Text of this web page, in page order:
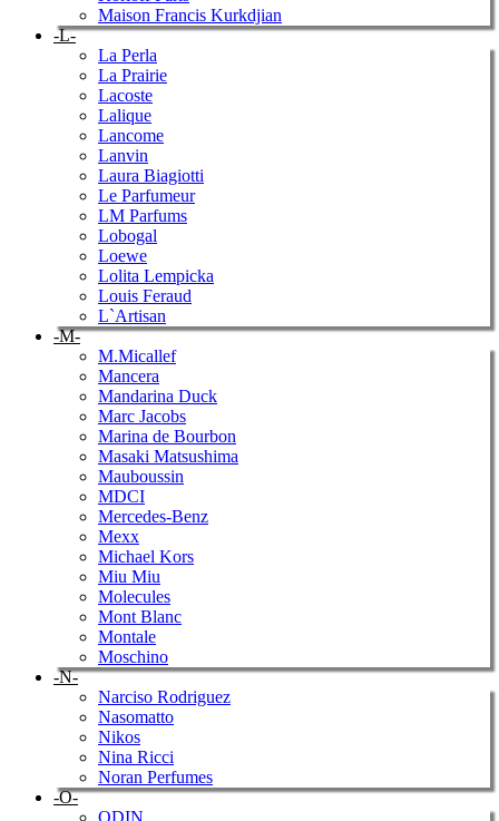
Maison Francis Kurkdjian
-L-
La Perla
La Prairie
Lacoste
Lalique
Lancome
Lanvin
Laura Biagiotti
Le Parfumeur
LM Parfums
Lobogal
Loewe
Lolita Lempicka
Louis Feraud
L`Artisan
-M-
M.Micallef
Mancera
Mandarina Duck
Marc Jacobs
Marina de Bourbon
Masaki Matsushima
Mauboussin
MDCI
Mercedes-Benz
Mexx
Michael Kors
Miu Miu
Molecules
Mont Blanc
Montale
Moschino
-N-
Narciso Rodriguez
Nasomatto
Nikos
Nina Ricci
Noran Perfumes
-O-
ODIN